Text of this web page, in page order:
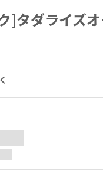
]タダライズ